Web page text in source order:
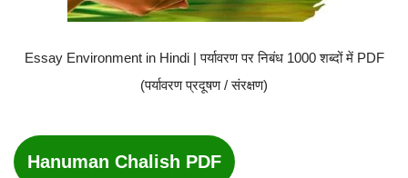
Essay Environment in Hindi | पर्यावरण पर निबंध 1000 शब्दों में PDF
(पर्यावरण प्रदूषण / संरक्षण)
Hanuman Chalish PDF